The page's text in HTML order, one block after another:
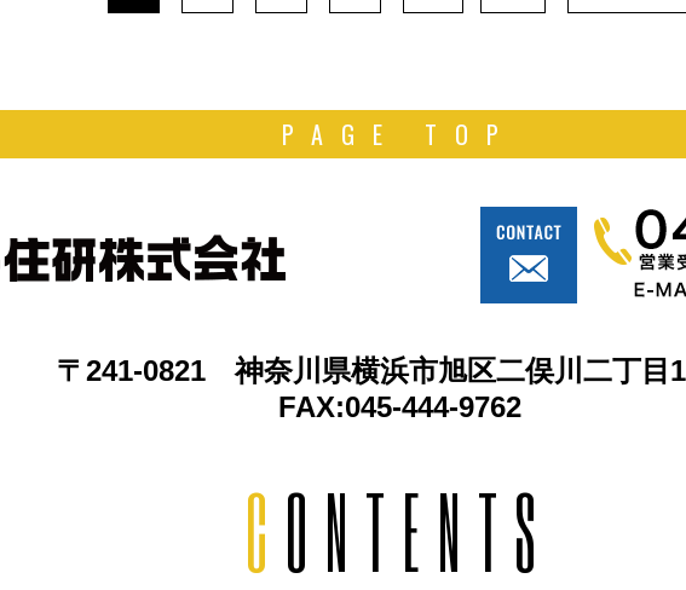
PAGE TOP
〒241-0821 神奈川県横浜市旭区二俣川二丁目
FAX:045-444-9762
CONTENTS